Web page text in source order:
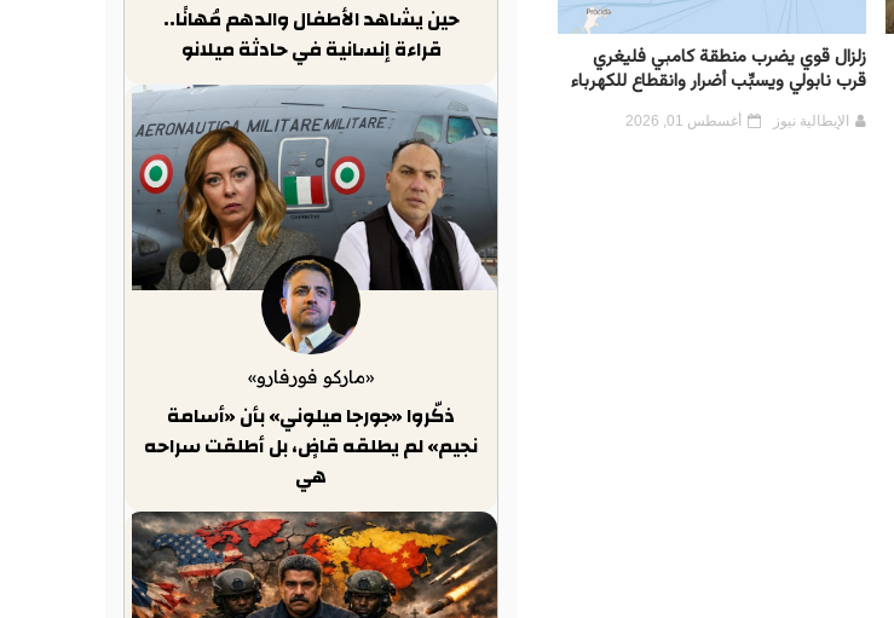
زلزال قوي يضرب منطقة كامبي فليغري
قرب نابولي ويسبِّب أضرار وانقطاع للكهرباء
الإيطالية نيوز أغسطس 01, 2026
حين يشاهد الأطفال والدهم مُهانًا..
قراءة إنسانية في حادثة ميلانو
«ماركو فورفارو»
ذكّروا «جورجا ميلوني» بأن «أسامة
نجيم» لم يطلقه قاضٍ، بل أطلقت سراحه
هي